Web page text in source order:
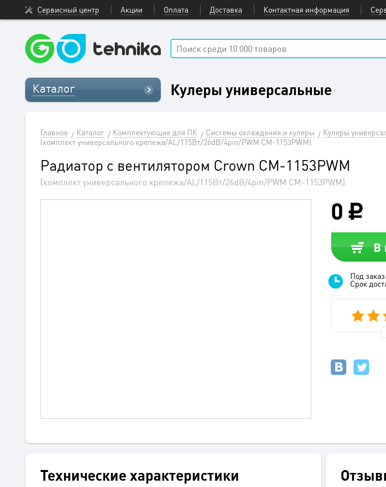
Сервисный центр Акции Оплата Доставка Контактная информация
Каталог Кулеры универсальные
Главное Каталог Комплектующие для ПК Системы охлаждения и кулеры Кулеры
(комплект универсального крепежа/AL/115Вт/26dB/4pin/PWM CM-1153PWM)
Радиатор с вентилятором Crown CM-1153PWM
[комплект универсального крепежа/AL/115Вт/26dB/4pin/PWM CM-1153PWM]
0
В
Под заказ.
Срок
Технические характеристики